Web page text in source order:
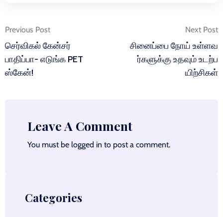
Post
navigation
Previous Post
செர்விகல் கேன்சர்
பாதிப்பா- எடுங்க PET
ஸ்கேன்!
Next Post
சினைப்பை நோய் உள்ளவ
ர்களுக்கு உதவும் உடற்ப
யிற்சிகள்
Leave A Comment
You must be logged in to post a comment.
Categories